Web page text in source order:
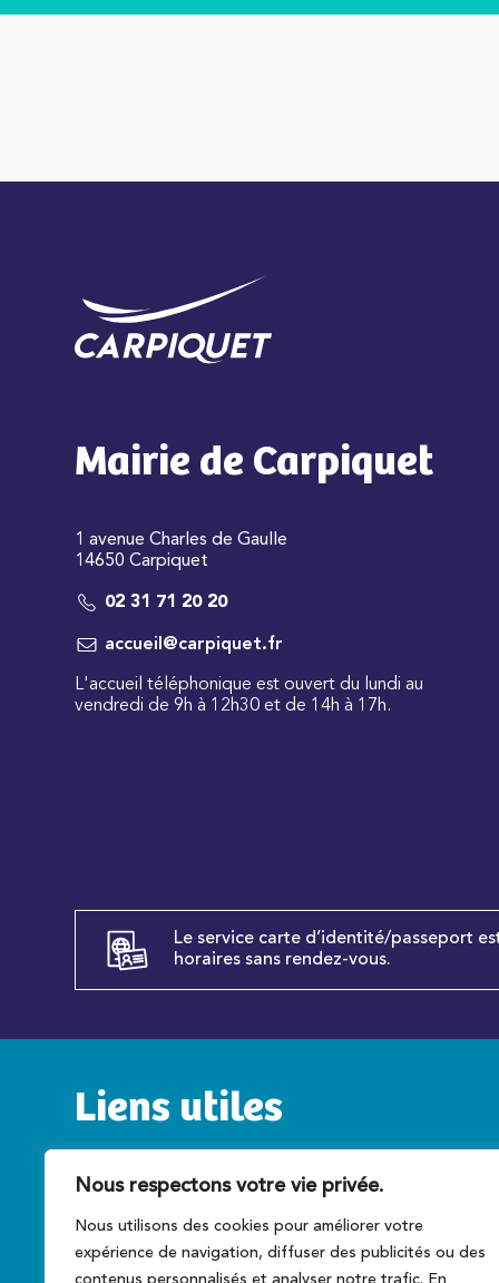
Nous respectons votre vie privée.
Nous utilisons des cookies pour améliorer votre
expérience de navigation, diffuser des publicités ou des
contenus personnalisés et analyser notre trafic. En
Mairie de Carpiquet
1 avenue Charles de Gaulle
14650 Carpiquet
02 31 71 20 20
accueil@carpiquet.fr
L'accueil téléphonique est ouvert du lundi au
vendredi de 9h à 12h30 et de 14h à 17h.
Le service carte d’identité/passeport
horaires sans rendez-vous.
Liens utiles
Service public